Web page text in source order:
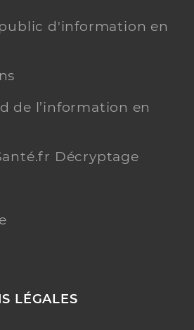
public d'information en
de l’information en
Décryptage
LÉGALES